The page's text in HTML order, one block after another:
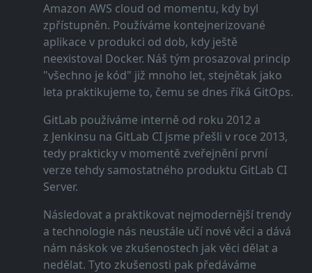
Amazon AWS cloud od momentu, kdy byl
zpřístupněn. Používáme kontejnerizované
aplikace v produkci od dob, kdy ještě
neexistoval Docker. Náš tým prosazoval princip
"všechno je kód" již mnoho let, stejnětak jako
leta praktikujeme to, čemu se dnes říká GitOps.
GitLab používáme interně od roku 2012 a
z Jenkinsu na GitLab CI jsme přešli v roce 2013,
tedy prakticky v momentě zveřejnění první
verze tehdy samostatného produktu GitLab CI
Server.
Následovat a praktikovat nejmodernější trendy
a technologie nás neustále učí nové věci a dává
nám náskok ve zkušenostech jak věci dělat a
nedělat. Tyto zkušenosti pak předáváme